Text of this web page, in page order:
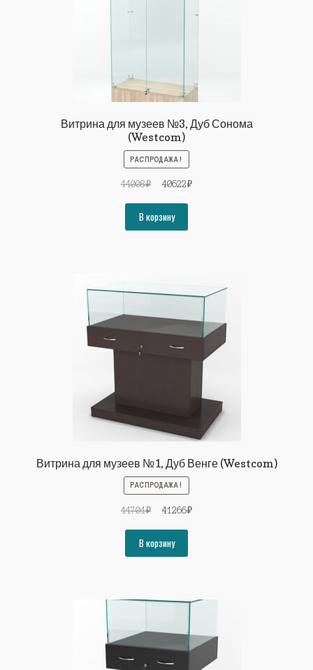
Витрина для музеев №3, Дуб Сонома
(Westcom)
РАСПРОДАЖА!
44008₽
Первоначальная
составляла
44008₽.
40622₽Текущая
В корзину
Витрина для музеев №1, Дуб Венге (Westcom)
РАСПРОДАЖА!
44704₽
Первоначальная
составляла
44704₽.
41266₽Текущая
В корзину